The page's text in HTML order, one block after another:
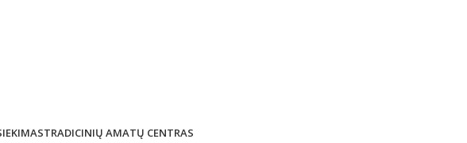
TRADICINIŲ AMATŲ CENTRAS